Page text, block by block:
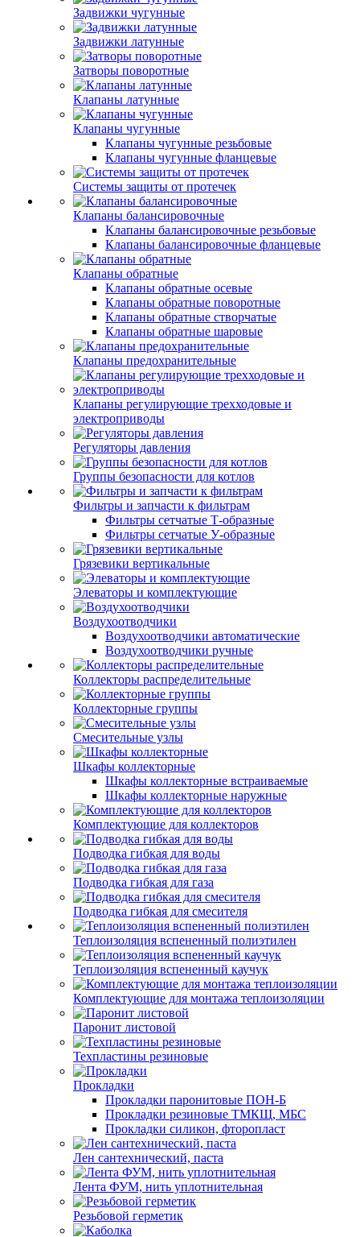
Задвижки чугунные
Задвижки латунные
Затворы поворотные
Клапаны латунные
Клапаны чугунные
Клапаны чугунные резьбовые
Клапаны чугунные фланцевые
Системы защиты от протечек
Клапаны балансировочные
Клапаны балансировочные резьбовые
Клапаны балансировочные фланцевые
Клапаны обратные
Клапаны обратные осевые
Клапаны обратные поворотные
Клапаны обратные створчатые
Клапаны обратные шаровые
Клапаны предохранительные
Клапаны регулирующие трехходовые и
электроприводы
Регуляторы давления
Группы безопасности для котлов
Фильтры и запчасти к фильтрам
Фильтры сетчатые Т-образные
Фильтры сетчатые У-образные
Грязевики вертикальные
Элеваторы и комплектующие
Воздухоотводчики
Воздухоотводчики автоматические
Воздухоотводчики ручные
Коллекторы распределительные
Коллекторные группы
Смесительные узлы
Шкафы коллекторные
Шкафы коллекторные встраиваемые
Шкафы коллекторные наружные
Комплектующие для коллекторов
Подводка гибкая для воды
Подводка гибкая для газа
Подводка гибкая для смесителя
Теплоизоляция вспененный полиэтилен
Теплоизоляция вспененный каучук
Комплектующие для монтажа теплоизоляции
Паронит листовой
Техпластины резиновые
Прокладки
Прокладки паронитовые ПОН-Б
Прокладки резиновые ТМКЩ, МБС
Прокладки силикон, фторопласт
Лен сантехнический, паста
Лента ФУМ, нить уплотнительная
Резьбовой герметик